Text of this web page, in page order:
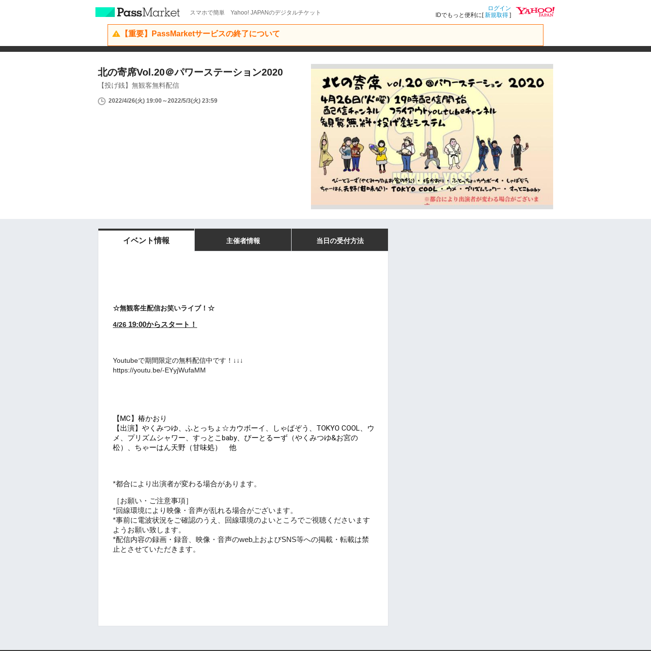
スマホで簡単 Yahoo! JAPANのデジタルチケット
ログイン
IDでもっと便利に[新規取得 ]
【重要】PassMarketサービスの終了について
北の寄席Vol.20＠パワーステーション2020
【投げ銭】無観客無料配信
2022/4/26(火) 19:00～2022/5/3(火) 23:59
イベント情報 主催者情報 当日の受付方法
☆無観客生配信お笑いライブ！☆
4/26 19:00からスタート！
Youtubeで期間限定の無料配信中です！↓↓↓
https://youtu.be/-EYyjWufaMM
【MC】椿かおり
【出演】やくみつゆ、ふとっちょ☆カウボーイ、しゃばぞう、TOKYO COOL、ウ
メ、プリズムシャワー、すっとこbaby、びーとるーず（やくみつゆ&お宮の
松）、ちゃーはん天野（甘味処）　他
*都合により出演者が変わる場合があります。
［お願い・ご注意事項］
*回線環境により映像・音声が乱れる場合がございます。
*事前に電波状況をご確認のうえ、回線環境のよいところでご視聴くださいます
ようお願い致します。
*配信内容の録画・録音、映像・音声のweb上およびSNS等への掲載・転載は禁
止とさせていただきます。